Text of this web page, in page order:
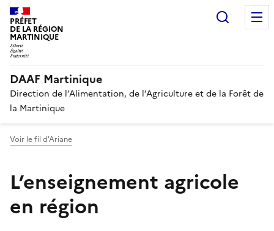
PRÉFET
DE LA RÉGION
MARTINIQUE
DAAF Martinique
Direction de l’Alimentation, de l’Agriculture et de la Forêt de
la Martinique
Voir le fil d'Ariane
L’enseignement agricole
en région